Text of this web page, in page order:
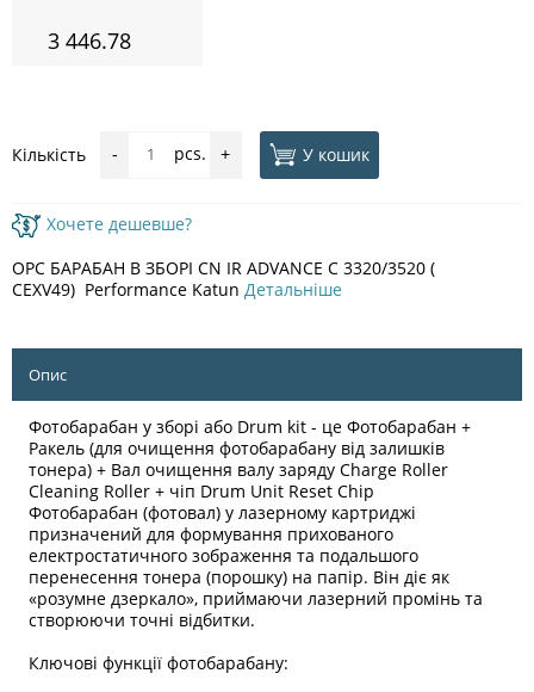
3 446.78
Кількість - pcs. + У кошик
Хочете дешевше?
OPC БАРАБАН В ЗБОРІ CN IR ADVANCE C 3320/3520 (
CEXV49) Performance Katun Детальніше
Опис
Фотобарабан у зборі або Drum kit - це Фотобарабан +
Ракель (для очищення фотобарабану від залишків
тонера) + Вал очищення валу заряду Charge Roller
Cleaning Roller + чіп Drum Unit Reset Chip
Фотобарабан (фотовал) у лазерному картриджі
призначений для формування прихованого
електростатичного зображення та подальшого
перенесення тонера (порошку) на папір. Він діє як
«розумне дзеркало», приймаючи лазерний промінь та
створюючи точні відбитки.
Ключові функції фотобарабану: